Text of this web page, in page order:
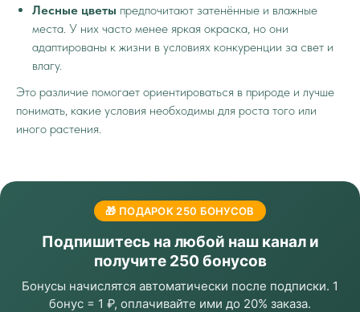
Лесные цветы предпочитают затенённые и влажные
места. У них часто менее яркая окраска, но они
адаптированы к жизни в условиях конкуренции за свет и
влагу.
Это различие помогает ориентироваться в природе и лучше
понимать, какие условия необходимы для роста того или
иного растения.
🎁 ПОДАРОК 250 БОНУСОВ
Подпишитесь на любой наш канал и
получите 250 бонусов
Бонусы начислятся автоматически после подписки. 1
бонус = 1 ₽, оплачивайте ими до 20% заказа.